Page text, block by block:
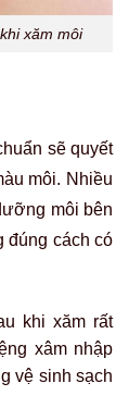
xăm môi
sẽ quyết
môi. Nhiều
môi bên
đúng cách có
khi xăm rất
xâm nhập
vệ sinh sạch